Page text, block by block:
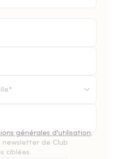
générales d'utilisation,
de Club
ciblées.